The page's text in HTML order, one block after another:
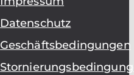
Datenschutz
Geschäftsbedingungen